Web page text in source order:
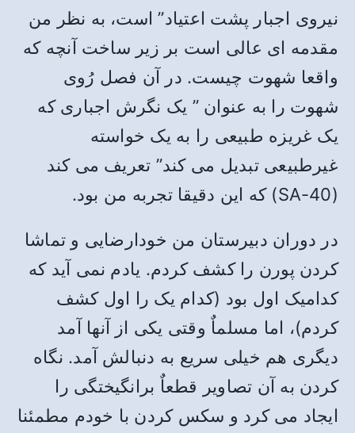
نیروی اجبار پشت اعتیاد” است، به نظر من
مقدمه ای عالی است بر زیر ساخت آنچه که
واقعا شهوت چیست. در آن فصل رُوی
شهوت را به عنوان ” یک نگرش اجباری که
یک غریزه طبیعی را به یک خواسته
غیرطبیعی تبدیل می کند” تعریف می کند
(SA-40) که این دقیقا تجربه من بود.
در دوران دبیرستان من خودارضایی و تماشا
کردن پورن را کشف کردم. یادم نمی آید که
کدامیک اول بود (کدام یک را اول کشف
کردم)، اما مسلماٌ وقتی یکی از آنها آمد
دیگری هم خیلی سریع به دنبالش آمد. نگاه
کردن به آن تصاویر قطعاٌ برانگیختگی را
ایجاد می کرد و سکس کردن با خودم مطمئنا